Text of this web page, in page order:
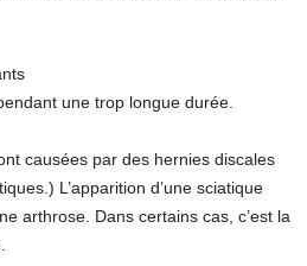
une trop longue durée.
causées par des hernies discales
L’apparition d’une sciatique
arthrose. Dans certains cas, c’est la